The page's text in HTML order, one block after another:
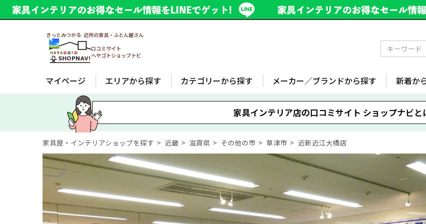
きっとみつかる 近所の家具・ふとん屋さん
口コミサイト
ヘヤゴトショップナビ
マイページ エリアから探す カテゴリーから探す メーカー／ブランドから探す 新着か
家具インテリア店の口コミサイト ショップナビと
家具屋・インテリアショップを探す 近畿 滋賀県 その他の市 草津市 近新近江大橋店